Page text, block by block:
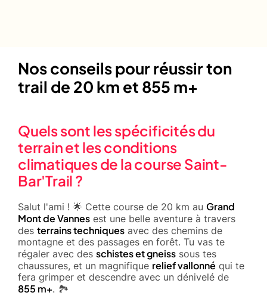
Nos conseils pour réussir ton
trail de 20 km et 855 m+
Quels sont les spécificités du
terrain et les conditions
climatiques de la course Saint-
Bar'Trail ?
Salut l'ami ! 🌟 Cette course de 20 km au Grand
Mont de Vannes est une belle aventure à travers
des terrains techniques avec des chemins de
montagne et des passages en forêt. Tu vas te
régaler avec des schistes et gneiss sous tes
chaussures, et un magnifique relief vallonné qui te
fera grimper et descendre avec un dénivelé de
855 m+. 🏞️